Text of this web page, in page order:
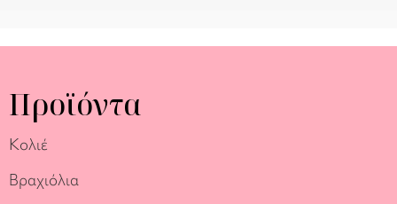
Προϊόντα
Κολιέ
Βραχιόλια